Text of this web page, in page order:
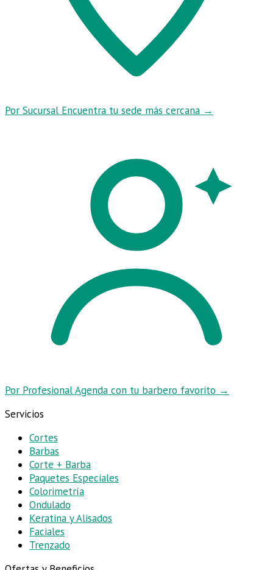
Por Sucursal Encuentra tu sede más cercana →
Por ProfesionalAgenda con tu barbero favorito →
Servicios
Cortes
Barbas
Corte + Barba
Paquetes Especiales
Colorimetría
Ondulado
Keratina y Alisados
Faciales
Trenzado